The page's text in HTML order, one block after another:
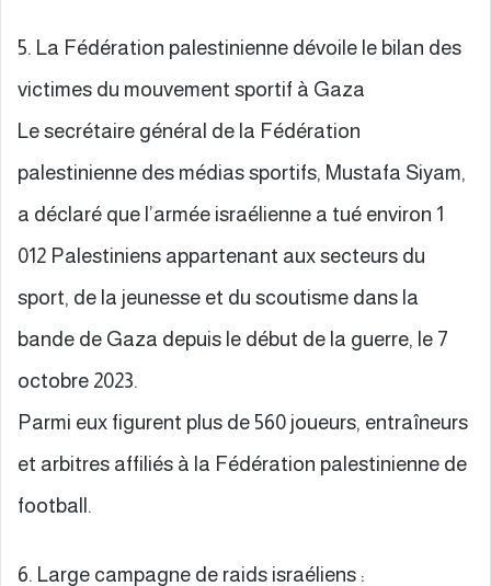
5. La Fédération palestinienne dévoile le bilan des
victimes du mouvement sportif à Gaza
Le secrétaire général de la Fédération
palestinienne des médias sportifs, Mustafa Siyam,
a déclaré que l’armée israélienne a tué environ 1
012 Palestiniens appartenant aux secteurs du
sport, de la jeunesse et du scoutisme dans la
bande de Gaza depuis le début de la guerre, le 7
octobre 2023.
Parmi eux figurent plus de 560 joueurs, entraîneurs
et arbitres affiliés à la Fédération palestinienne de
football.
6. Large campagne de raids israéliens :